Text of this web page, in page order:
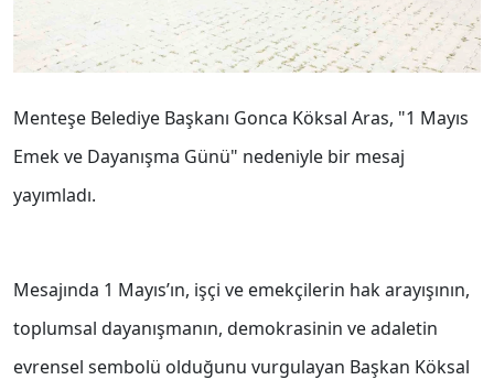
Menteşe Belediye Başkanı Gonca Köksal Aras, "1 Mayıs
Emek ve Dayanışma Günü" nedeniyle bir mesaj
yayımladı.
Mesajında 1 Mayıs’ın, işçi ve emekçilerin hak arayışının,
toplumsal dayanışmanın, demokrasinin ve adaletin
evrensel sembolü olduğunu vurgulayan Başkan Köksal